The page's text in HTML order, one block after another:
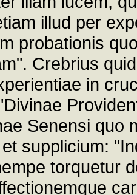
illud per
probationis
Crebrius
in
Senensi quo
supplicium:
torquetur